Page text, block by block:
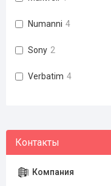
Numanni 4
Sony 2
Verbatim 4